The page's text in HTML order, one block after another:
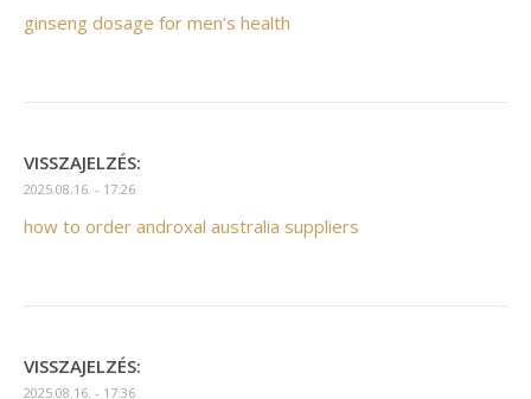
ginseng dosage for men’s health
VISSZAJELZÉS:
2025.08.16. - 17:26
how to order androxal australia suppliers
VISSZAJELZÉS:
2025.08.16. - 17:36